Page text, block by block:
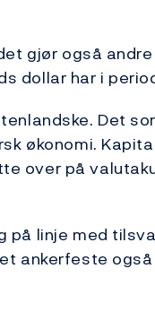
gjør også
dollar har i
Det
økonomi.
over på
på linje med
ankerfeste